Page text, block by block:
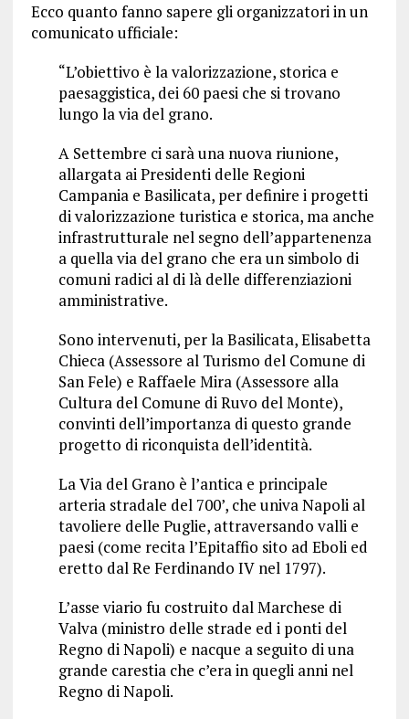
Ecco quanto fanno sapere gli organizzatori in un
comunicato ufficiale:
“L’obiettivo è la valorizzazione, storica e
paesaggistica, dei 60 paesi che si trovano
lungo la via del grano.
A Settembre ci sarà una nuova riunione,
allargata ai Presidenti delle Regioni
Campania e Basilicata, per definire i progetti
di valorizzazione turistica e storica, ma anche
infrastrutturale nel segno dell’appartenenza
a quella via del grano che era un simbolo di
comuni radici al di là delle differenziazioni
amministrative.
Sono intervenuti, per la Basilicata, Elisabetta
Chieca (Assessore al Turismo del Comune di
San Fele) e Raffaele Mira (Assessore alla
Cultura del Comune di Ruvo del Monte),
convinti dell’importanza di questo grande
progetto di riconquista dell’identità.
La Via del Grano è l’antica e principale
arteria stradale del 700’, che univa Napoli al
tavoliere delle Puglie, attraversando valli e
paesi (come recita l’Epitaffio sito ad Eboli ed
eretto dal Re Ferdinando IV nel 1797).
L’asse viario fu costruito dal Marchese di
Valva (ministro delle strade ed i ponti del
Regno di Napoli) e nacque a seguito di una
grande carestia che c’era in quegli anni nel
Regno di Napoli.